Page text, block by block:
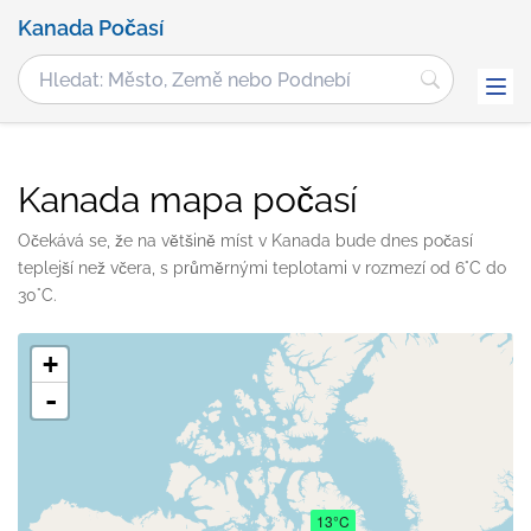
Kanada Počasí
Kanada mapa počasí
Očekává se, že na většině míst v Kanada bude dnes počasí
teplejší než včera, s průměrnými teplotami v rozmezí od 6°C do
30°C.
13°C
+
-